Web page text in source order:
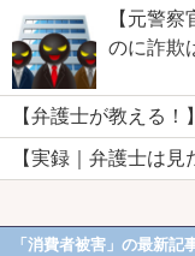
【元警
のに詐欺
【弁護士が教える
【実録｜弁護士は
「消費者被害」の最新記